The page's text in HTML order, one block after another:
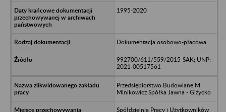
1995-2020
Dokumentacja osobowo-płacowa
992700/611/559/2015-SAK; UNP:
2021-00517561
Przedsiębiorstwo Budowlane M.
Minikowicz Spółka Jawna - Giżycko
Spółdzielnia Pracy i Użytkowników